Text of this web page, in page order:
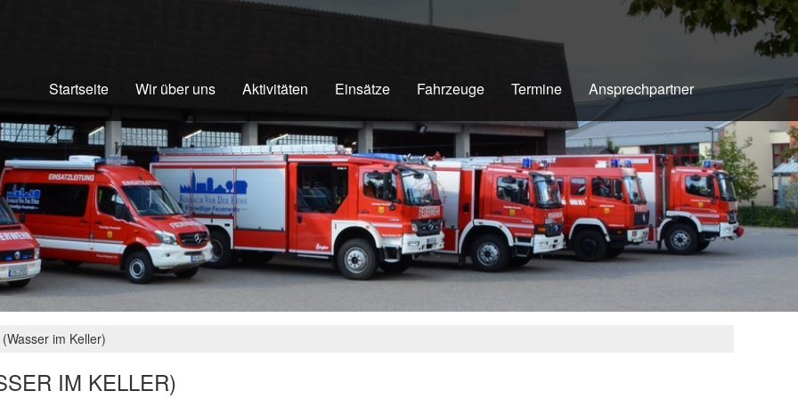
Startseite Wir über uns Aktivitäten Einsätze Fahrzeuge Termine Ansprechpartner
im Keller)
IM KELLER)